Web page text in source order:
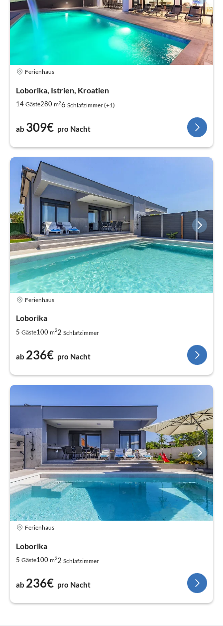
Ferienhaus
Loborika, Istrien, Kroatien
14 Gäste280 m26 Schlafzimmer (+1)
ab 309€ pro Nacht
Ferienhaus
Loborika
5 Gäste100 m22 Schlafzimmer
ab 236€ pro Nacht
Ferienhaus
Loborika
5 Gäste100 m22 Schlafzimmer
ab 236€ pro Nacht